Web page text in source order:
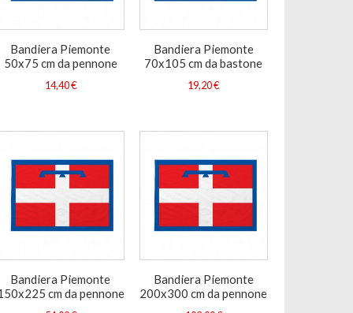
Bandiera Piemonte
50x75 cm da pennone
14,40 €
Bandiera Piemonte
70x105 cm da bastone
19,20 €
Bandiera Piemonte
cm da pennone
Bandiera Piemonte
200x300 cm da pennone